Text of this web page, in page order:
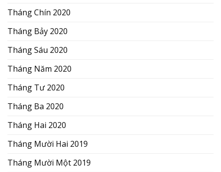
Tháng Chín 2020
Tháng Bảy 2020
Tháng Sáu 2020
Tháng Năm 2020
Tháng Tư 2020
Tháng Ba 2020
Tháng Hai 2020
Tháng Mười Hai 2019
Tháng Mười Một 2019